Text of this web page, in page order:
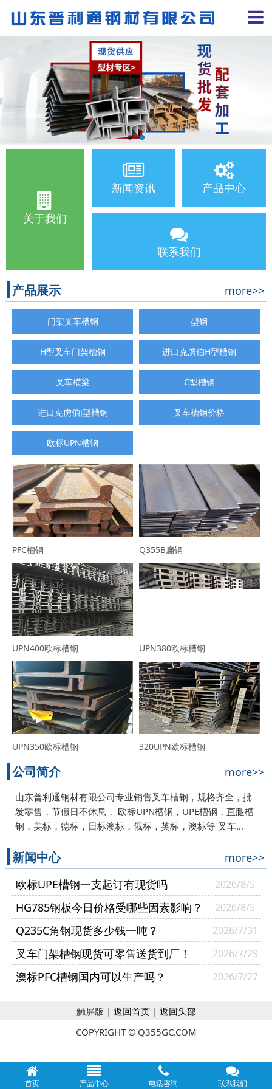
首页 产品中心 电话咨询 联系我们
关于我们
新闻资讯 产品中心
联系我们
产品展示 more>>
门架叉车槽钢 型钢
H型叉车门架槽钢 进口克虏伯H型槽钢
叉车横梁 C型槽钢
进口克虏伯J型槽钢 叉车槽钢价格
欧标UPN槽钢
PFC槽钢 Q355B扁钢
UPN400欧标槽钢 UPN380欧标槽钢
UPN350欧标槽钢 320UPN欧标槽钢
公司简介 more>>
山东普利通钢材有限公司专业销售叉车槽钢，规格齐全，批
发零售，节假日不休息， 欧标UPN槽钢，UPE槽钢，直腿槽
钢，美标，德标，日标澳标，俄标，英标，澳标等 叉车…
新闻中心
more>>
欧标UPE槽钢一支起订有现货吗
2026/8/5
HG785钢板今日价格受哪些因素影响？ 2026/8/5
Q235C角钢现货多少钱一吨？ 2026/7/31
叉车门架槽钢现货可零售送货到厂！ 2026/7/29
澳标PFC槽钢国内可以生产吗？ 2026/7/27
触屏版 | 返回首页| 返回头部
COPYRIGHT © Q355GC.COM